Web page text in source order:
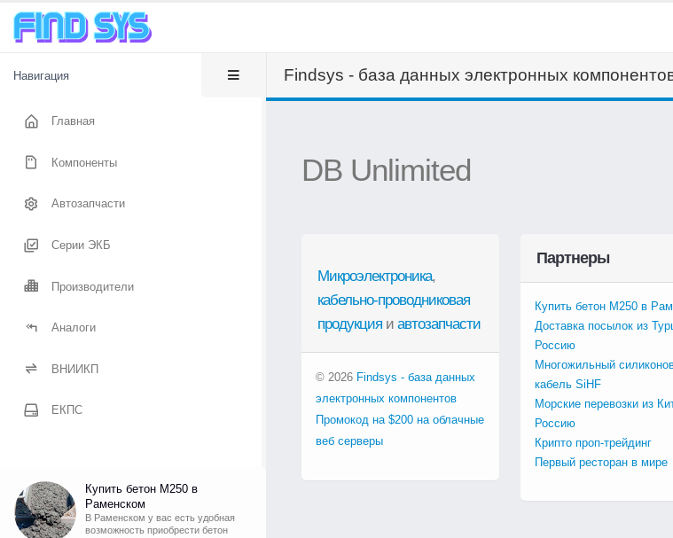
Навигация
Главная
Компоненты
Автозапчасти
Серии ЭКБ
Производители
Аналоги
ВНИИКП
ЕКПС
Купить бетон М250 в
Раменском
В Раменском у вас есть удобная
возможность приобрести бетон
Findsys - база данных электронных
DB Unlimited
Микроэлектроника,
кабельно-проводниковая
продукция и автозапчасти
© 2026 Findsys - база данных
электронных компонентов
Промокод на $200 на облачные
веб серверы
Партнеры
Купить бетон М250 в
Доставка посылок из
Россию
Многожильный
кабель SiHF
Морские перевозки из
Россию
Крипто проп-трейдинг
Первый ресторан в мире